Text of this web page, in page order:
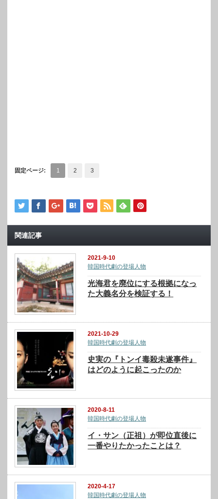
固定ページ: 1 2 3
関連記事
2021-9-10
韓国時代劇の登場人物
光海君を廃位にする根拠になっ
た大義名分を検証する！
2021-10-29
韓国時代劇の登場人物
史実の『トンイ毒殺未遂事件』
はどのように起こったのか
2020-8-11
韓国時代劇の登場人物
イ・サン（正祖）が即位直後に
一番やりたかったことは？
2020-4-17
韓国時代劇の登場人物